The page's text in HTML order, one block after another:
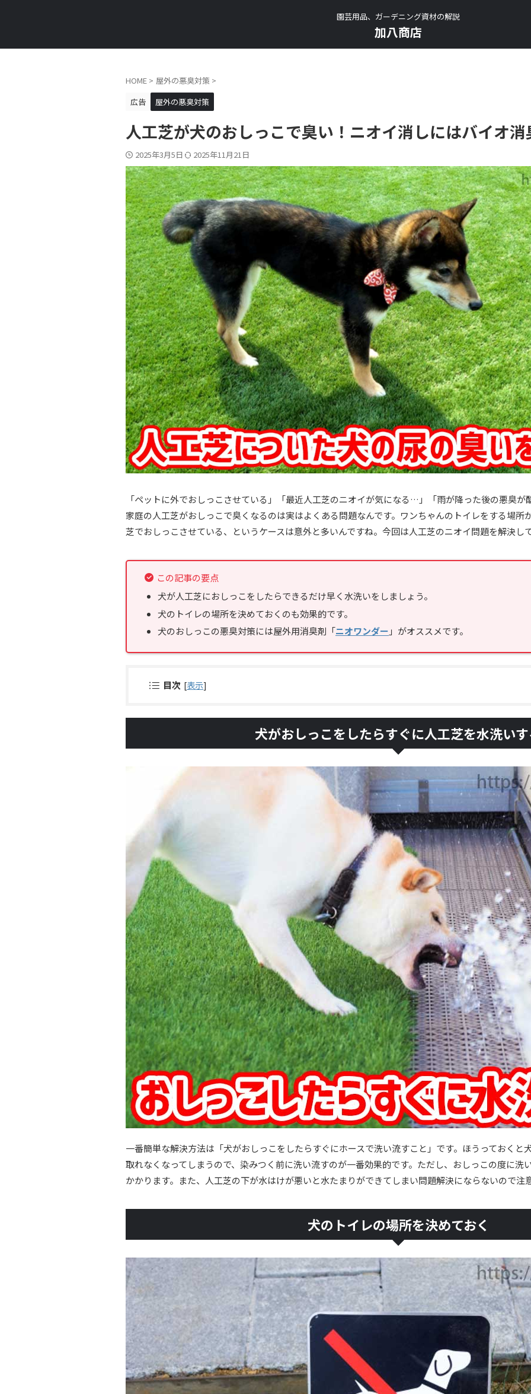
園芸用品、ガーデニング資材の解説
加八商店
HOME > 屋外の悪臭対策 >
広告
屋外の悪臭対策
人工芝が犬のおしっこで臭い！ニオイ消しにはバイオ
2025年3月5日 2025年11月21日
「ペットに外でおしっこさせている」「最近人工芝のニオイが気になる…」「雨が降った後の悪臭
家庭の人工芝がおしっこで臭くなるのは実はよくある問題なんです。ワンちゃんのトイレをする場所
芝でおしっこさせている、というケースは意外と多いんですね。今回は人工芝のニオイ問題を解決し
この記事の要点
犬が人工芝におしっこをしたらできるだけ早く水洗いをしましょう。
犬のトイレの場所を決めておくのも効果的です。
犬のおしっこの悪臭対策には屋外用消臭剤「ニオワンダー 」がオススメです。
目次 [表示]
犬がおしっこをしたらすぐに人工芝を水洗い
一番簡単な解決方法は「犬がおしっこをしたらすぐにホースで洗い流すこと」です。ほうっておくと
取れなくなってしまうので、染みつく前に洗い流すのが一番効果的です。ただし、おしっこの度に洗
かかります。また、人工芝の下が水はけが悪いと水たまりができてしまい問題解決にならないので注
犬のトイレの場所を決めておく